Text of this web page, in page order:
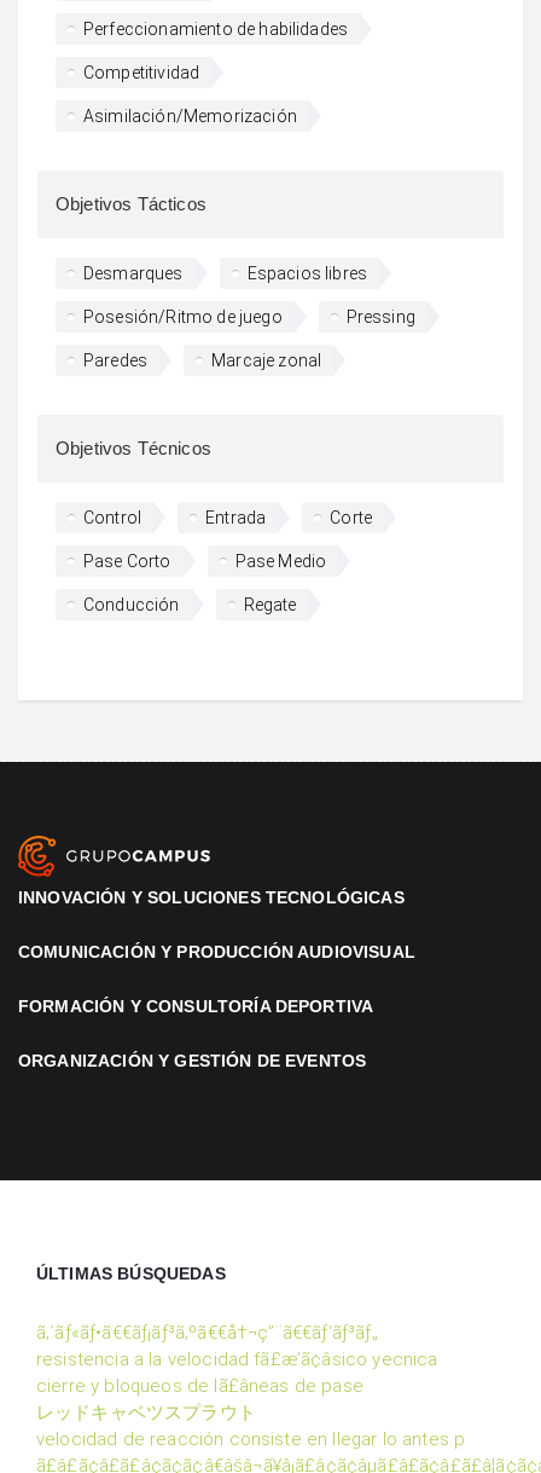
Perfeccionamiento de habilidades
Competitividad
Asimilación/Memorización
Objetivos Tácticos
Desmarques Espacios libres
Posesión/Ritmo de juego Pressing
Paredes Marcaje zonal
Objetivos Técnicos
Control Entrada Corte
Pase Corto Pase Medio
Conducción Regate
INNOVACIÓN Y SOLUCIONES TECNOLÓGICAS
COMUNICACIÓN Y PRODUCCIÓN AUDIOVISUAL
FORMACIÓN Y CONSULTORÍA DEPORTIVA
ORGANIZACIÓN Y GESTIÓN DE EVENTOS
ÚLTIMAS BÚSQUEDAS
ã‚´ãƒ«ãƒ•ã€€ãƒ¡ãƒ³ã‚ºã€€å†¬ç”¨ã€€ãƒ‘ãƒ³ãƒ„
resistencia a la velocidad fã£æ’ã¢â­sico yecnica
cierre y bloqueos de lã£â­neas de pase
レッドキャベツスプラウト
velocidad de reacción consiste en llegar lo antes p